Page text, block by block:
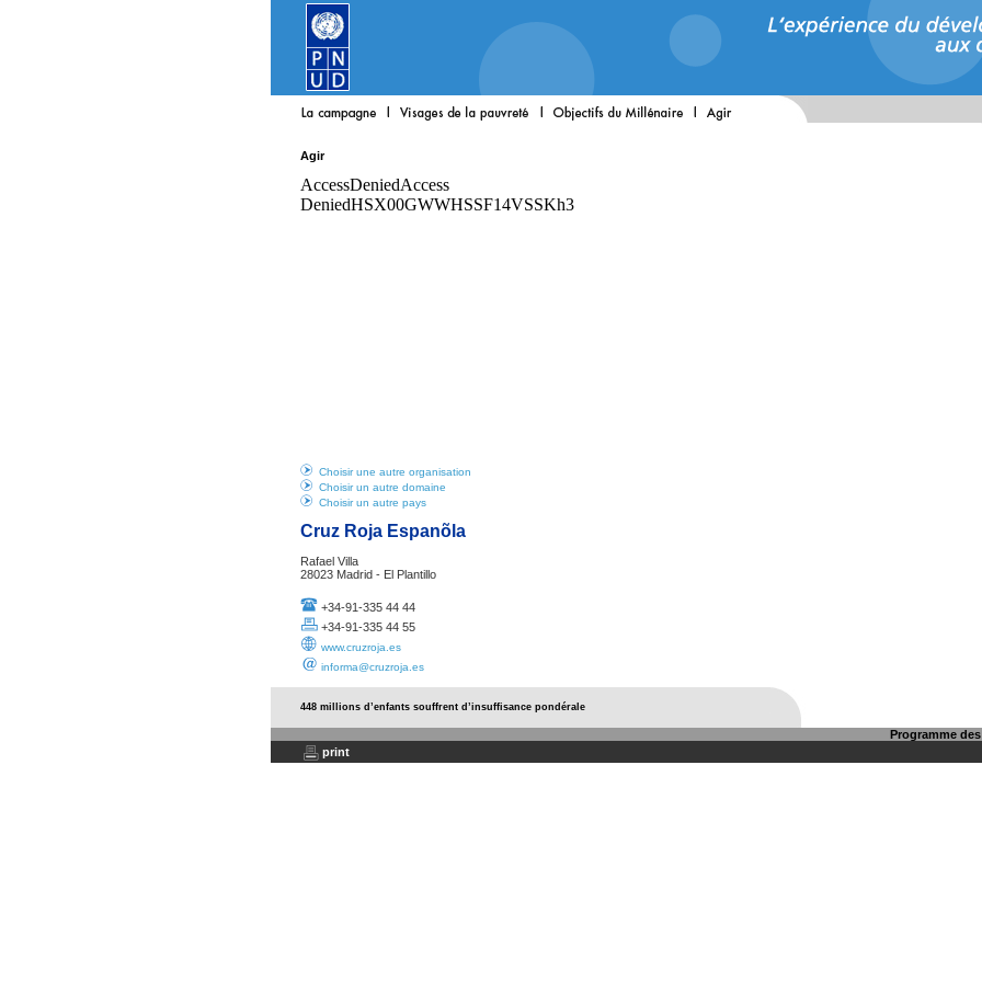
Agir
Choisir une autre organisation
Choisir un autre domaine
Choisir un autre pays
Cruz Roja Espanõla
Rafael Villa
28023 Madrid - El Plantillo
+34-91-335 44 44
+34-91-335 44 55
www.cruzroja.es
informa@cruzroja.es
448 millions d’enfants souffrent d’insuffisance pondérale
Programme
print